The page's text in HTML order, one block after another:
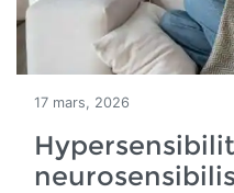
17 mars, 2026